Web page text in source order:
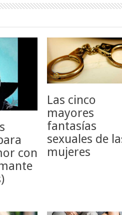
con
Las cinco
mayores
fantasías
sexuales de
mujeres